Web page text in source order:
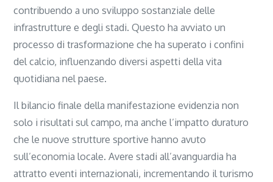
contribuendo a uno sviluppo sostanziale delle
infrastrutture e degli stadi. Questo ha avviato un
processo di trasformazione che ha superato i confini
del calcio, influenzando diversi aspetti della vita
quotidiana nel paese.
Il bilancio finale della manifestazione evidenzia non
solo i risultati sul campo, ma anche l’impatto duraturo
che le nuove strutture sportive hanno avuto
sull’economia locale. Avere stadi all’avanguardia ha
attratto eventi internazionali, incrementando il turismo